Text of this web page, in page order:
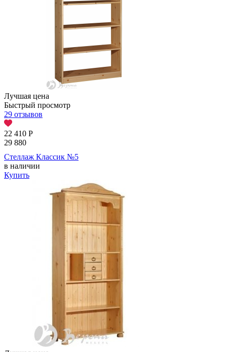
Лучшая цена
Быстрый просмотр
29 отзывов
22 410 Р
29 880
Стеллаж Классик №5
в наличии
Купить